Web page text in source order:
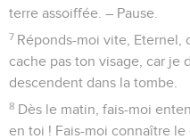
terre assoiffée. – Pause.
7 Réponds-moi vite, Eternel,
cache pas ton visage, car je
descendent dans la tombe.
8 Dès le matin, fais-moi
en toi ! Fais-moi connaître